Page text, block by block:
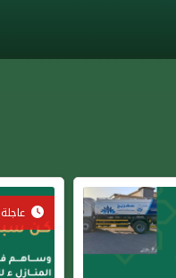
عاجلة